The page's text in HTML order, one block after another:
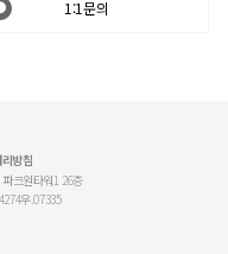
1:1문의
방침
크원타워1 26층
우.07335